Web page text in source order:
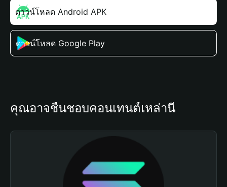
ดาวน์โหลด Android APK
ดาวน์โหลด Google Play
คุณอาจชื่นชอบคอนเทนต์เหล่านี้